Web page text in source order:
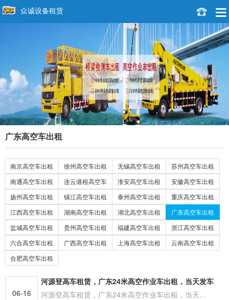
众诚设备租赁
广东高空车出租
南京高空车出租 徐州高空车出租 无锡高空车出租
苏州高空车出租
南通高空车出租
连云港租高空车 淮安高空车出租
安徽高空车出租
扬州高空车出租
镇江高空车出租 泰州高空车出租
重庆高空车出租
江西高空车出租
湖南高空车出租 湖北高空车出租
广东高空车出租
盐城高空车出租
贵州高空车出租 福建高空车出租
浙江高空车出租
六合高空车出租
广西高空车出租 上海高空车出租
云南高空车出租
合肥高空车出租
06-16
河源登高车租赁，广东24米高空作业车出租，当天发车
河源登高车租赁，广东24米高空作业车出租，当天…